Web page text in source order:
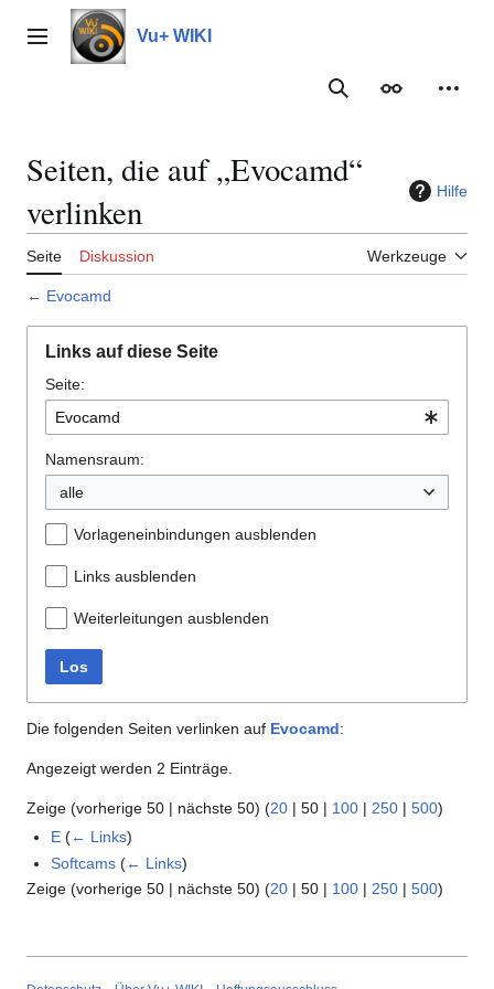
Inhalt
springenHauptmenü Vu+ WIKI
Suche
Seiten, die auf „Evocamd“
verlinken
Hilfe
Seite Diskussion Werkzeuge
← Evocamd
Links auf diese Seite
Seite:
Namensraum:
alle
Vorlageneinbindungen ausblenden
Links ausblenden
Weiterleitungen ausblenden
Los
Die folgenden Seiten verlinken auf Evocamd:
Angezeigt werden 2 Einträge.
Zeige (vorherige 50 | nächste 50) (20 | 50 | 100 | 250 | 500)
E (← Links)
Softcams (← Links)
Zeige (vorherige 50 | nächste 50) (20 | 50 | 100 | 250 | 500)